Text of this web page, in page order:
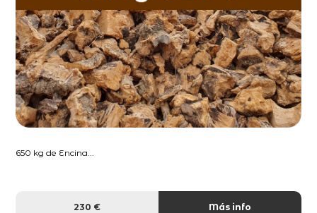
650 kg de Encina...
230 € Más info